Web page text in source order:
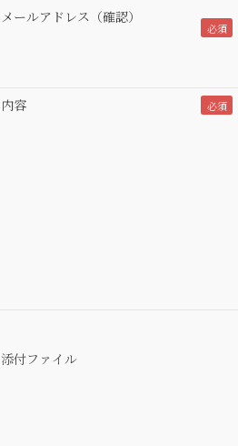
メールアドレス（確認）
内容
添付ファイル